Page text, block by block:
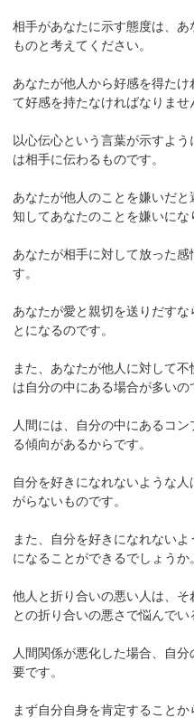
相手があなたに示す態度は、
ものと考えてください。
あなたが他人から好感を得た
て好感を持たなければなりませ
以心伝心という言葉が示すよ
は相手に伝わるものです。
あなたが他人のことを嫌いだ
知してあなたのことを嫌いにな
あなたが相手に対して放った
す。
あなたが愛と親切を送りだす
とになるのです。
また、あなたが他人に対して
は自分の中にある場合が多いの
人間には、自分の中にあるコ
る傾向があるからです。
自分を好きになれないような
がらないものです。
また、自分を好きになれない
になることができるでしょうか
他人と折り合いの悪い人は、
との折り合いの悪さで悩んでい
人間関係が悪化した場合、自
要です。
まず自分自身を肯定することか